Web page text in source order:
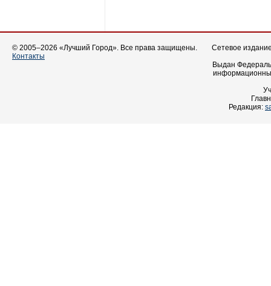
© 2005–2026 «Лучший Город». Все права защищены.
Контакты
Сетевое
Выдан
Редакция: